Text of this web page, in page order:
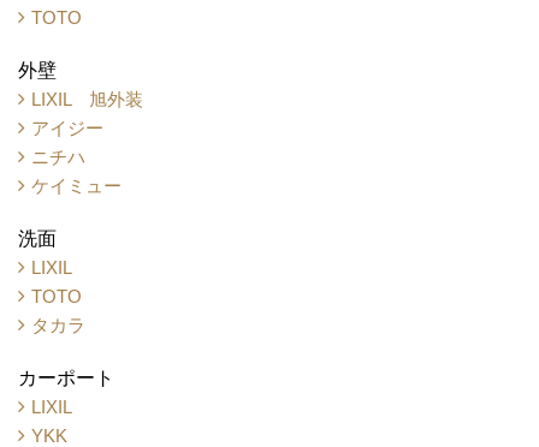
TOTO
外壁
LIXIL 旭外装
アイジー
ニチハ
ケイミュー
洗面
LIXIL
TOTO
タカラ
カーポート
LIXIL
YKK